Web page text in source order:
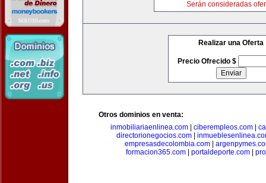
Serán consideradas
Realizar una Oferta
Precio Ofrecido $
Otros dominios en venta:
inmobiliariaenlinea.com| ciberempleos.com|
directorionegocios.com
empresasdecolombia.com|
formacion365.com| portaldeporte.com|